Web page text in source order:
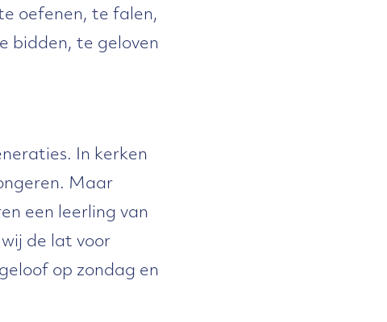
oefenen, te falen,
bidden, te geloven
In kerken
Maar
een leerling van
de lat voor
op zondag en